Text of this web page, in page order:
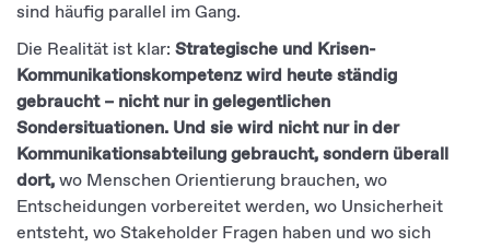
sind häufig parallel im Gang.
Die Realität ist klar: Strategische und Krisen-
Kommunikationskompetenz wird heute ständig
gebraucht – nicht nur in gelegentlichen
Sondersituationen. Und sie wird nicht nur in der
Kommunikationsabteilung gebraucht, sondern überall
dort,wo Menschen Orientierung brauchen, wo
Entscheidungen vorbereitet werden, wo Unsicherheit
entsteht, wo Stakeholder Fragen haben und wo sich